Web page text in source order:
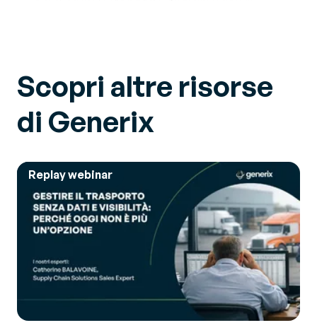
Scopri altre risorse
di Generix
Replay webinar